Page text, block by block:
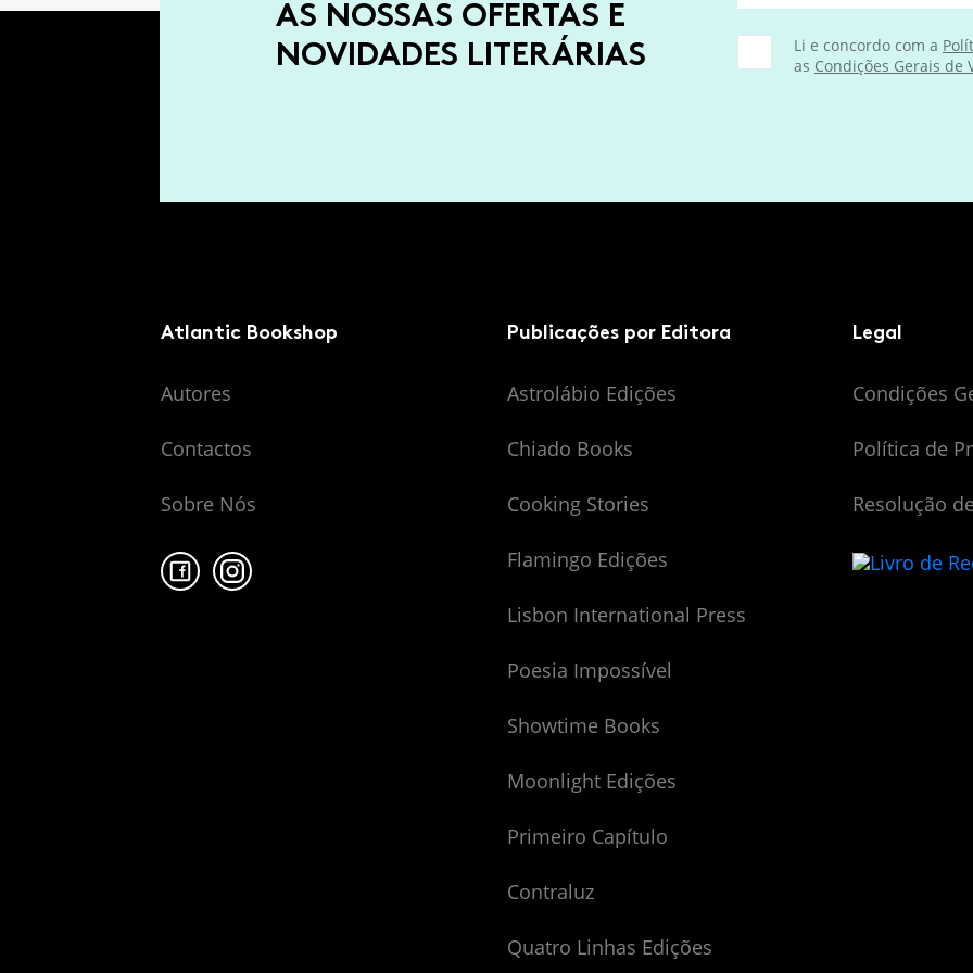
AS NOSSAS OFERTAS E
NOVIDADES LITERÁRIAS
Li e concordo com a
as Condições Gerais de
Atlantic Bookshop
Autores
Contactos
Sobre Nós
Publicações por Editora
Astrolábio Edições
Chiado Books
Cooking Stories
Flamingo Edições
Lisbon International Press
Poesia Impossível
Showtime Books
Moonlight Edições
Primeiro Capítulo
Contraluz
Quatro Linhas Edições
Legal
Condições
Política de
Resolução